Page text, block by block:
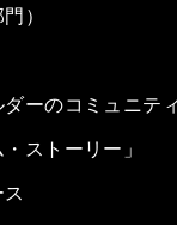
）
ーのコミュニティ
ストーリー」